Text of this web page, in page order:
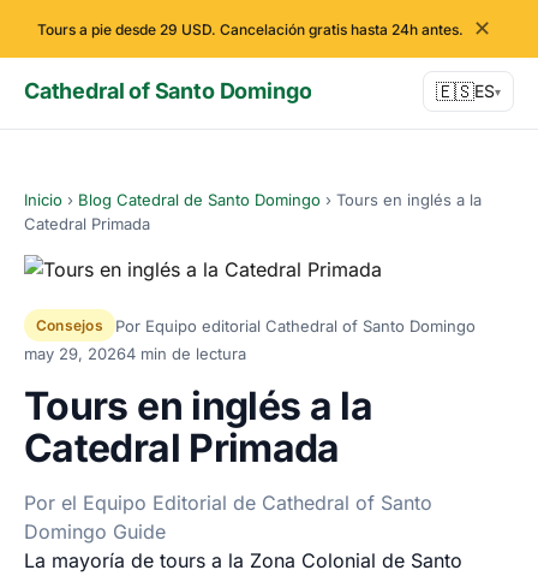
Tours a pie desde 29 USD. Cancelación gratis hasta 24h antes. ✕
Cathedral of Santo Domingo 🇪🇸ES▾
Inicio › Blog Catedral de Santo Domingo › Tours en inglés a la
Catedral Primada
Consejos
Por Equipo editorial Cathedral of Santo Domingo
may 29, 20264 min de lectura
Tours en inglés a la
Catedral Primada
Por el Equipo Editorial de Cathedral of Santo
Domingo Guide
La mayoría de tours a la Zona Colonial de Santo